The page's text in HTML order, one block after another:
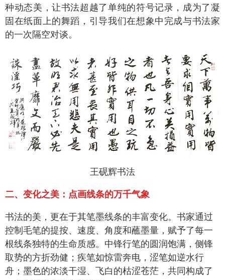
种动态美，让书法超越了单纯的符号记录，成为了凝
固在纸面上的舞蹈，引导我们在想象中完成与书法家
的一次隔空对谈。
王砚辉书法
二、变化之美：点画线条的万千气象
书法的美，更在于其笔墨线条的丰富变化。书家通过
控制毛笔的提按、速度、角度和蘸墨量，赋予了每一
根线条独特的生命质感。中锋行笔的圆润饱满，侧锋
取势的方折劲健；疾笔如惊雷奔电，涩笔如逆水行
舟；墨色的浓淡干湿、飞白的枯涩苍茫，共同构成了